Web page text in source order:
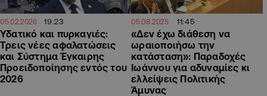
05.02.2026 19:23
Υδατικό και πυρκαγιές:
Τρεις νέες αφαλατώσεις
και Σύστημα Έγκαιρης
Προειδοποίησης εντός του
2026
05.08.2025 11:45
«Δεν έχω διάθεση να
ωραιοποιήσω την
κατάσταση»: Παραδοχές
Ιωάννου για αδυναμίες κι
ελλείψεις Πολιτικής
Άμυνας